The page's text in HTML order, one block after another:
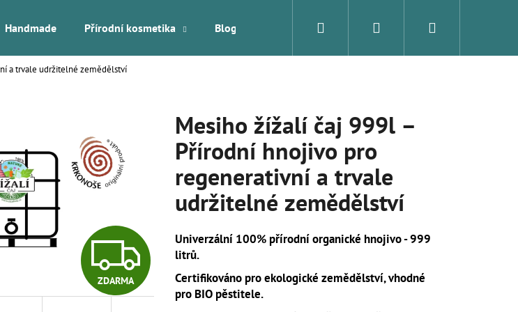
Handmade Přírodní kosmetika Blog Přihlášení
a trvale udržitelné zemědělství
Mesiho žížalí čaj 999l –
Přírodní hnojivo pro
regenerativní a trvale
udržitelné zemědělství
Univerzální 100% přírodní organické hnojivo - 999
litrů.
Certifikováno pro ekologické zemědělství, vhodné
pro BIO pěstitele.
Z
ZDARMA
najít?
Následující